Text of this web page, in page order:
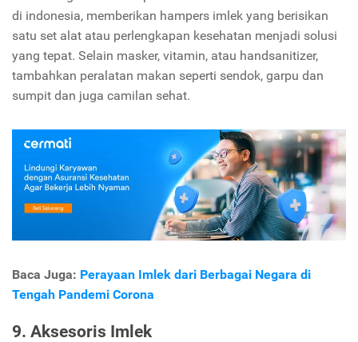
di indonesia, memberikan hampers imlek yang berisikan
satu set alat atau perlengkapan kesehatan menjadi solusi
yang tepat. Selain masker, vitamin, atau handsanitizer,
tambahkan peralatan makan seperti sendok, garpu dan
sumpit dan juga camilan sehat.
Baca Juga: Perayaan Imlek dari Berbagai Negara di
Tengah Pandemi Corona
9. Aksesoris Imlek